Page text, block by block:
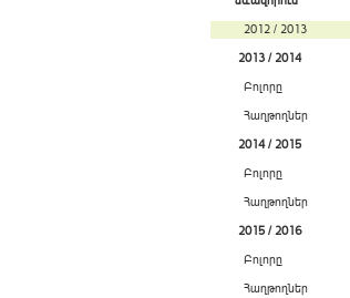
2012 / 2013
2013 / 2014
Բոլորը
Հաղթողներ
2014 / 2015
Բոլորը
Հաղթողներ
2015 / 2016
Բոլորը
Հաղթողներ